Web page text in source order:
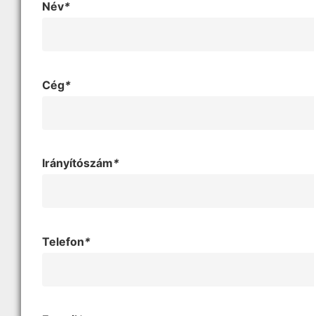
Név*
Cég*
Irányítószám*
Telefon*